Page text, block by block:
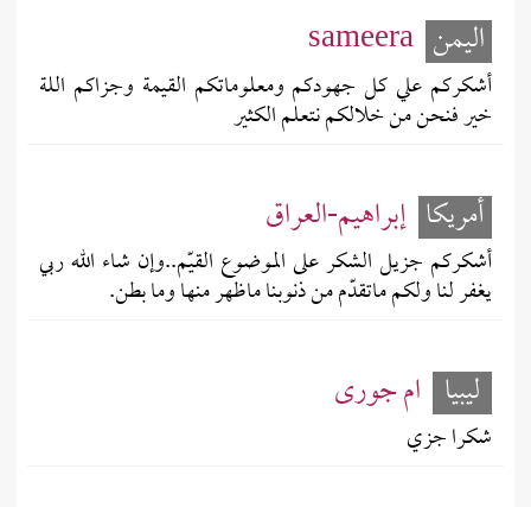
اليمن sameera
أشكركم علي كل جهودكم ومعلوماتكم القيمة وجزاكم اللة
خير فنحن من خلالكم نتعلم الكثير
أمريكا إبراهيم-العراق
أشكركم جزيل الشكر على الموضوع القيّم..وإن شاء الله ربي
يغفر لنا ولكم ماتقدّم من ذنوبنا ماظهر منها وما بطن.
ليبيا ام جورى
شكرا جزي